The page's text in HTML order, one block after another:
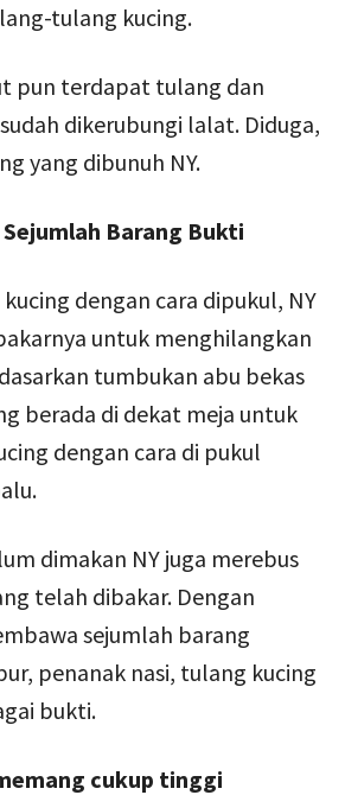
tulang kucing.
pun terdapat tulang dan
dikerubungi lalat. Diduga,
yang dibunuh NY.
Barang Bukti
dengan cara dipukul, NY
untuk menghilangkan
tumbukan abu bekas
berada di dekat meja untuk
dengan cara di pukul
dimakan NY juga merebus
telah dibakar. Dengan
sejumlah barang
penanak nasi, tulang kucing
bukti.
cukup tinggi